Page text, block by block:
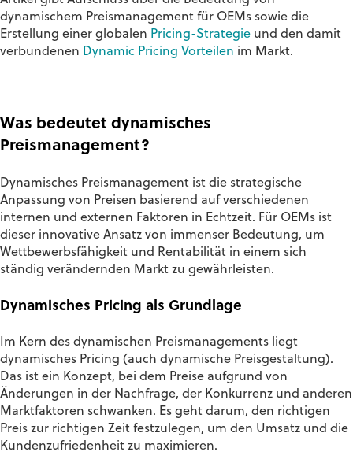
dynamischem Preismanagement für OEMs sowie die
Erstellung einer globalen Pricing-Strategie und den damit
verbundenen Dynamic Pricing Vorteilen im Markt.
Was bedeutet dynamisches
Preismanagement?
Dynamisches Preismanagement ist die strategische
Anpassung von Preisen basierend auf verschiedenen
internen und externen Faktoren in Echtzeit. Für OEMs ist
dieser innovative Ansatz von immenser Bedeutung, um
Wettbewerbsfähigkeit und Rentabilität in einem sich
ständig verändernden Markt zu gewährleisten.
Dynamisches Pricing als Grundlage
Im Kern des dynamischen Preismanagements liegt
dynamisches Pricing (auch dynamische Preisgestaltung).
Das ist ein Konzept, bei dem Preise aufgrund von
Änderungen in der Nachfrage, der Konkurrenz und anderen
Marktfaktoren schwanken. Es geht darum, den richtigen
Preis zur richtigen Zeit festzulegen, um den Umsatz und die
Kundenzufriedenheit zu maximieren.